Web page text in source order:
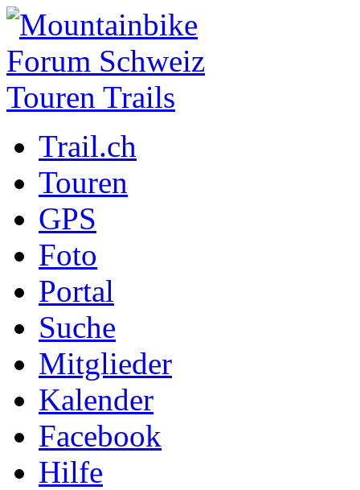
Trail.ch
Touren
GPS
Foto
Portal
Suche
Mitglieder
Kalender
Facebook
Hilfe